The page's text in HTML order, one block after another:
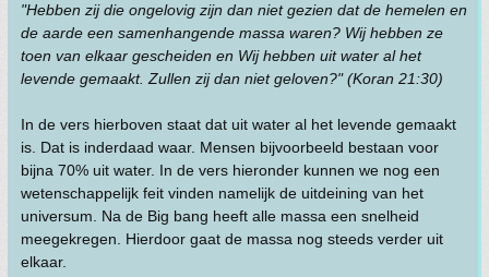
"Hebben zij die ongelovig zijn dan niet gezien dat de hemelen en
de aarde een samenhangende massa waren? Wij hebben ze
toen van elkaar gescheiden en Wij hebben uit water al het
levende gemaakt. Zullen zij dan niet geloven?" (Koran 21:30)
In de vers hierboven staat dat uit water al het levende gemaakt
is. Dat is inderdaad waar. Mensen bijvoorbeeld bestaan voor
bijna 70% uit water. In de vers hieronder kunnen we nog een
wetenschappelijk feit vinden namelijk de uitdeining van het
universum. Na de Big bang heeft alle massa een snelheid
meegekregen. Hierdoor gaat de massa nog steeds verder uit
elkaar.